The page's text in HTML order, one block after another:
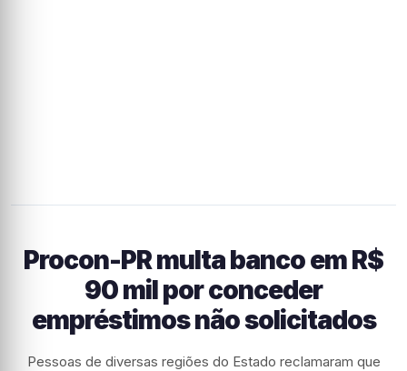
Procon-PR multa banco em R$
90 mil por conceder
empréstimos não solicitados
Pessoas de diversas regiões do Estado reclamaram que